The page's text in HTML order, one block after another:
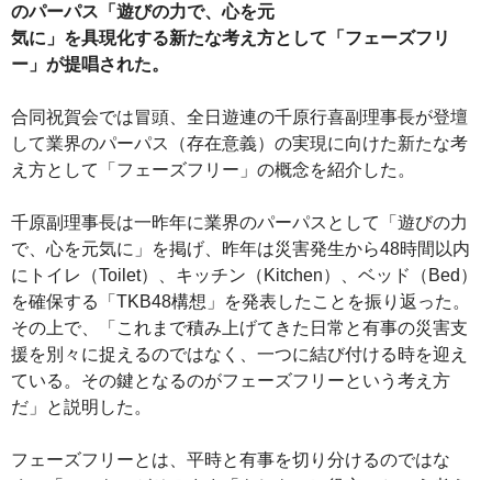
のパーパス「遊びの力で、心を元
気に」を具現化する新たな考え方として「フェーズフリ
ー」が提唱された。
合同祝賀会では冒頭、全日遊連の千原行喜副理事長が登壇
して業界のパーパス（存在意義）の実現に向けた新たな考
え方として「フェーズフリー」の概念を紹介した。
千原副理事長は一昨年に業界のパーパスとして「遊びの力
で、心を元気に」を掲げ、昨年は災害発生から48時間以内
にトイレ（Toilet）、キッチン（Kitchen）、ベッド（Bed）
を確保する「TKB48構想」を発表したことを振り返った。
その上で、「これまで積み上げてきた日常と有事の災害支
援を別々に捉えるのではなく、一つに結び付ける時を迎え
ている。その鍵となるのがフェーズフリーという考え方
だ」と説明した。
フェーズフリーとは、平時と有事を切り分けるのではな